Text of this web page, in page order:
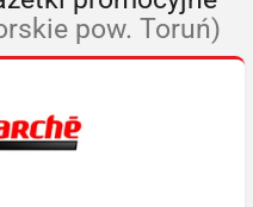
pow. Toruń)